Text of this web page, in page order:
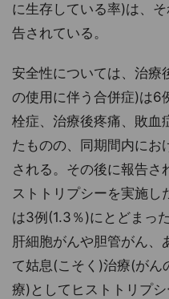
に生存している率)は、
告されている。
安全性については、治療
の使用に伴う合併症)は6
栓症、治療後疼痛、敗血
たものの、同期間内にお
される。その後に報告さ
ストトリプシーを実施
は3例(1.3％)にとどまっ
肝細胞がんや胆管がん、
て姑息(こそく)治療(がん
療)としてヒストトリプ